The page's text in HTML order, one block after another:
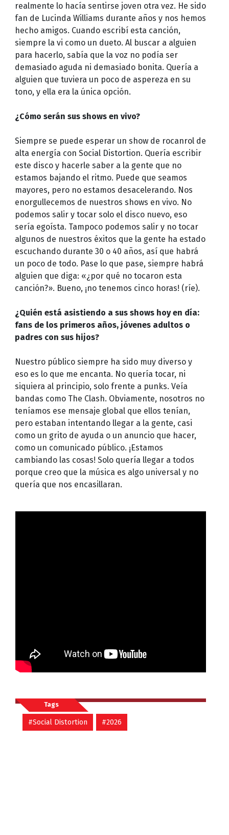
realmente lo hacía sentirse joven otra vez. He sido
fan de Lucinda Williams durante años y nos hemos
hecho amigos. Cuando escribí esta canción,
siempre la vi como un dueto. Al buscar a alguien
para hacerlo, sabía que la voz no podía ser
demasiado aguda ni demasiado bonita. Quería a
alguien que tuviera un poco de aspereza en su
tono, y ella era la única opción.
¿Cómo serán sus shows en vivo?
Siempre se puede esperar un show de rocanrol de
alta energía con Social Distortion. Quería escribir
este disco y hacerle saber a la gente que no
estamos bajando el ritmo. Puede que seamos
mayores, pero no estamos desacelerando. Nos
enorgullecemos de nuestros shows en vivo. No
podemos salir y tocar solo el disco nuevo, eso
sería egoísta. Tampoco podemos salir y no tocar
algunos de nuestros éxitos que la gente ha estado
escuchando durante 30 o 40 años, así que habrá
un poco de todo. Pase lo que pase, siempre habrá
alguien que diga: «¿por qué no tocaron esta
canción?». Bueno, ¡no tenemos cinco horas! (ríe).
¿Quién está asistiendo a sus shows hoy en día:
fans de los primeros años, jóvenes adultos o
padres con sus hijos?
Nuestro público siempre ha sido muy diverso y
eso es lo que me encanta. No quería tocar, ni
siquiera al principio, solo frente a punks. Veía
bandas como The Clash. Obviamente, nosotros no
teníamos ese mensaje global que ellos tenían,
pero estaban intentando llegar a la gente, casi
como un grito de ayuda o un anuncio que hacer,
como un comunicado público. ¡Estamos
cambiando las cosas! Solo quería llegar a todos
porque creo que la música es algo universal y no
quería que nos encasillaran.
Tags
#Social Distortion #2026